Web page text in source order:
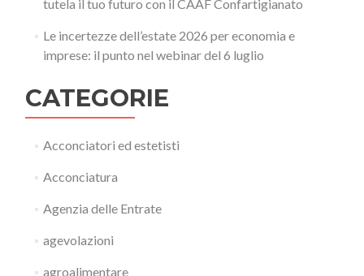
tutela il tuo futuro con il CAAF Confartigianato
Le incertezze dell’estate 2026 per economia e
imprese: il punto nel webinar del 6 luglio
CATEGORIE
Acconciatori ed estetisti
Acconciatura
Agenzia delle Entrate
agevolazioni
agroalimentare